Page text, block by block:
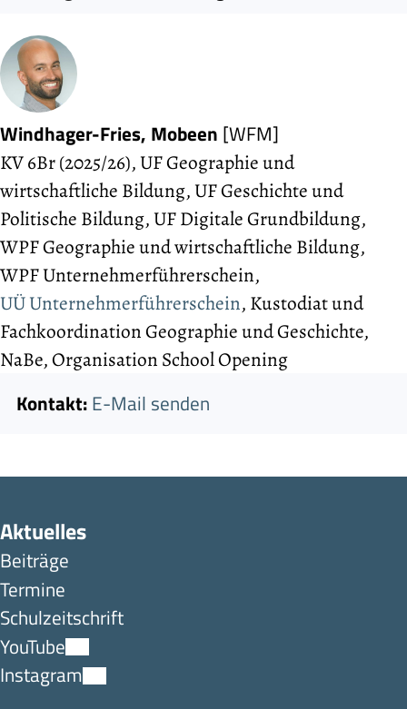
Windhager-Fries, Mobeen [WFM]
KV 6Br (2025/26), UF Geographie und
wirtschaftliche Bildung, UF Geschichte und
Politische Bildung, UF Digitale Grundbildung,
WPF Geographie und wirtschaftliche Bildung,
WPF Unternehmerführerschein,
UÜ Unternehmerführerschein, Kustodiat und
Fach­koordination Geographie und Geschichte,
NaBe, Organisation School Opening
Kontakt:E-Mail senden
Aktuelles
Beiträge
Termine
Schulzeitschrift
YouTube
Instagram